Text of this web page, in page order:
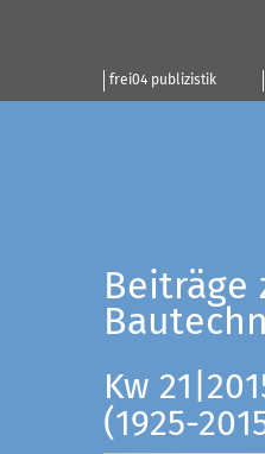
frei04 publizistik
Beiträge
Kw
(1925-